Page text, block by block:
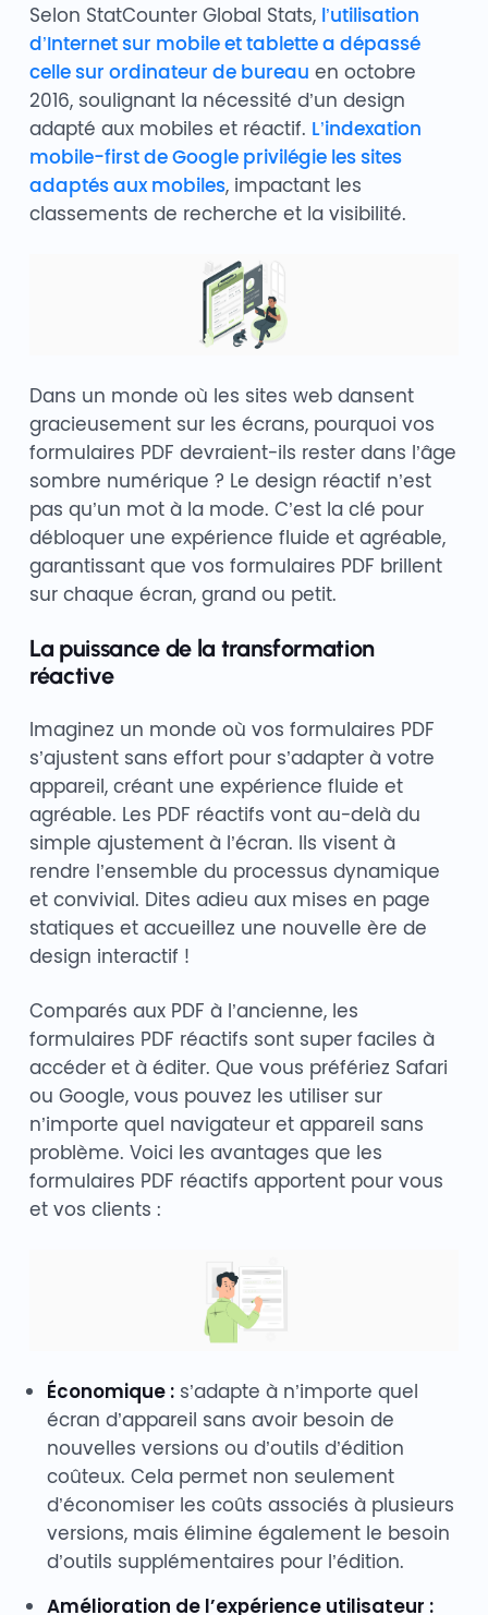
Selon StatCounter Global Stats, l’utilisation
d’Internet sur mobile et tablette a dépassé
celle sur ordinateur de bureau en octobre
2016, soulignant la nécessité d’un design
adapté aux mobiles et réactif. L’indexation
mobile-first de Google privilégie les sites
adaptés aux mobiles, impactant les
classements de recherche et la visibilité.
Dans un monde où les sites web dansent
gracieusement sur les écrans, pourquoi vos
formulaires PDF devraient-ils rester dans l’âge
sombre numérique ? Le design réactif n’est
pas qu’un mot à la mode. C’est la clé pour
débloquer une expérience fluide et agréable,
garantissant que vos formulaires PDF brillent
sur chaque écran, grand ou petit.
La puissance de la transformation
réactive
Imaginez un monde où vos formulaires PDF
s’ajustent sans effort pour s’adapter à votre
appareil, créant une expérience fluide et
agréable. Les PDF réactifs vont au-delà du
simple ajustement à l’écran. Ils visent à
rendre l’ensemble du processus dynamique
et convivial. Dites adieu aux mises en page
statiques et accueillez une nouvelle ère de
design interactif !
Comparés aux PDF à l’ancienne, les
formulaires PDF réactifs sont super faciles à
accéder et à éditer. Que vous préfériez Safari
ou Google, vous pouvez les utiliser sur
n’importe quel navigateur et appareil sans
problème. Voici les avantages que les
formulaires PDF réactifs apportent pour vous
et vos clients :
Économique :s’adapte à n’importe quel
écran d’appareil sans avoir besoin de
nouvelles versions ou d’outils d’édition
coûteux. Cela permet non seulement
d’économiser les coûts associés à plusieurs
versions, mais élimine également le besoin
d’outils supplémentaires pour l’édition.
Amélioration de l’expérience utilisateur :